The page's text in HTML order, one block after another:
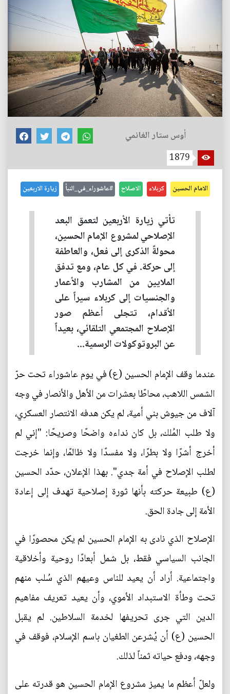
أوس ستار الغانمي
1879
الامام الحسين كربلاء الاصلاح #عاشوراء_في_النبأ زيارة الاربعين
تأتي زيارة الأربعين لتعمق البعد
الإصلاحي لمشروع الإمام الحسين،
محولةً الذكرى إلى فعل، والعاطفة
إلى حركة. في كل عام، ومع تدفق
الملايين من المشارب والأعمار
والجنسيات إلى كربلاء سيراً على
الأقدام، تتجلى أعظم صور
الإصلاح المجتمعي التلقائي، بعيداً
عن البروتوكولات الرسمية...
عندما وقف الإمام الحسين (ع) في يوم عاشوراء تحت حرّ
الشمس اللاهب، محاطًا بعشرات من الأهل والأنصار في وجه
آلاف من جيوش بني أمية، لم يكن هدفه الانتصار العسكري،
ولا طلب المُلك، بل كان نداءه واضحًا وصريحًا: "إني لم
أخرج أشرًا ولا بطرًا، ولا مفسدًا ولا ظالمًا، وإنما خرجت
لطلب الإصلاح في أمة جدي". بهذا الإعلان، حدّد الحسين
(ع) طبيعة حركته بأنها ثورة إصلاحية تهدف إلى إعادة
الأمة إلى جادة الحق.
الإصلاح الذي نادى به الإمام الحسين لم يكن محصورًا في
الجانب السياسي فقط، بل شمل أبعادًا روحية وأخلاقية
واجتماعية. أراد أن يعيد للناس وعيهم الذي سُلب منهم
تحت وطأة الاستبداد الأموي، وأن يعيد تعريف مفاهيم
الدين التي جرى تحريفها لخدمة السلاطين. لم يقبل
الحسين (ع) أن يُشرعن الطغيان باسم الإسلام، فوقف في
وجهه، ودفع حياته ثمناً لذلك.
ولعلّ أعظم ما يميز مشروع الإمام الحسين هو قدرته على